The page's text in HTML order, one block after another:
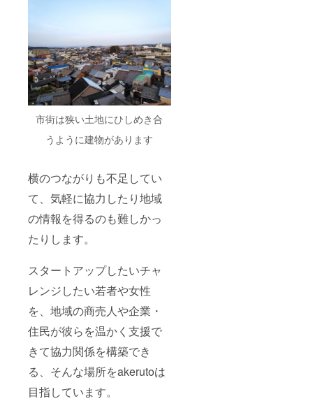
市街は狭い土地にひしめき合
うように建物があります
横のつながりも不足してい
て、気軽に協力したり地域
の情報を得るのも難しかっ
たりします。
スタートアップしたいチャ
レンジしたい若者や女性
を、地域の商売人や企業・
住民が彼らを温かく支援で
きて協力関係を構築でき
る、そんな場所をakerutoは
目指しています。